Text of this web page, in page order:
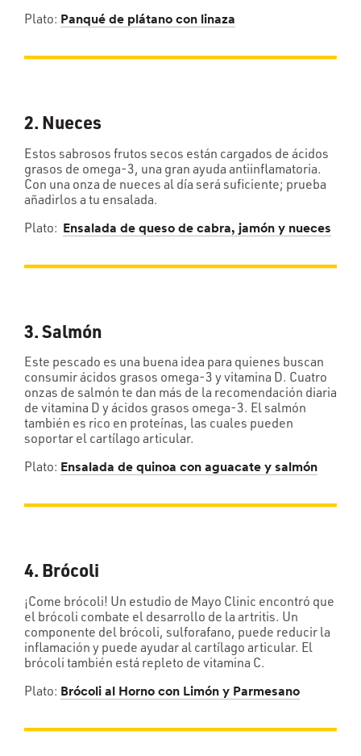
Plato: Panqué de plátano con linaza
2. Nueces
Estos sabrosos frutos secos están cargados de ácidos
grasos de omega-3, una gran ayuda antiinflamatoria.
Con una onza de nueces al día será suficiente; prueba
añadirlos a tu ensalada.
Plato:
Ensalada de queso de cabra, jamón y nueces
3. Salmón
Este pescado es una buena idea para quienes buscan
consumir ácidos grasos omega-3 y vitamina D. Cuatro
onzas de salmón te dan más de la recomendación diaria
de vitamina D y ácidos grasos omega-3. El salmón
también es rico en proteínas, las cuales pueden
soportar el cartílago articular.
Plato: Ensalada de quinoa con aguacate y salmón
4. Brócoli
¡Come brócoli! Un estudio de Mayo Clinic encontró que
el brócoli combate el desarrollo de la artritis. Un
componente del brócoli, sulforafano, puede reducir la
inflamación y puede ayudar al cartílago articular. El
brócoli también está repleto de vitamina C.
Plato: Brócoli al Horno con Limón y Parmesano